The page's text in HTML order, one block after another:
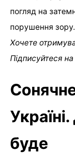
погляд на
порушення зору.
Хочете
Підписуйтеся
буде